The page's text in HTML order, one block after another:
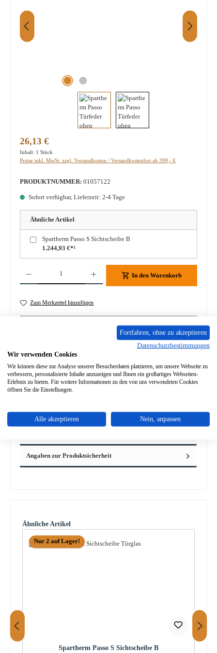
Regulärer Preis:
26,13 €
Inhalt: 1 Stück
Preise inkl. MwSt. zzgl. Versandkosten / Versandkostenfrei ab 399,- €
PRODUKTNUMMER: 01057122
Sofort verfügbar, Lieferzeit: 2-4 Tage
Ähnliche Artikel
Spartherm Passo S Sichtscheibe B
1.244,93 €*¹
In den Warenkorb
Zum Merkzettel hinzufügen
Frage zum Produkt
Beschreibung
Original Türfeder unten für den Kaminofen Spartherm Passo
Eckdat…Mehr
Angaben zur Produktsicherheit
Produktgalerie überspringen
Ähnliche Artikel
Nur 2 auf Lager!
Spartherm Passo S Sichtscheibe B
Fortfahren, ohne zu akzeptieren
Datenschutzbestimmungen
Wir verwenden Cookies
Wir können diese zur Analyse unserer Besucherdaten platzieren, um unsere Webseite zu
verbessern, personalisierte Inhalte anzuzeigen und Ihnen ein großartiges Webseiten-
Erlebnis zu bieten. Für weitere Informationen zu den von uns verwendeten Cookies
öffnen Sie die Einstellungen.
Alle akzeptieren Nein, anpassen